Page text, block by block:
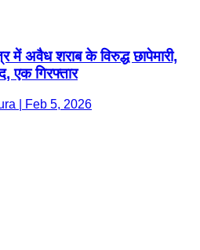
में अवैध शराब के विरुद्ध छापेमारी,
एक गिरफ्तार
| Feb 5, 2026